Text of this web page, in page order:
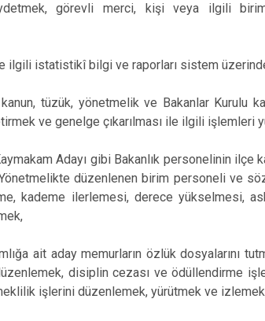
görevli merci, kişi veya ilgili
ilgili istatistikî bilgi ve raporları sistem
kanun, tüzük, yönetmelik ve Bakanlar Kurulu
ve genelge çıkarılması ile ilgili işlemleri
Adayı gibi Bakanlık personelinin
düzenlenen birim personeli ve
kademe ilerlemesi, derece yükselmesi,
ait aday memurların özlük dosyalarını
disiplin cezası ve ödüllendirme
işlerini düzenlemek, yürütmek ve